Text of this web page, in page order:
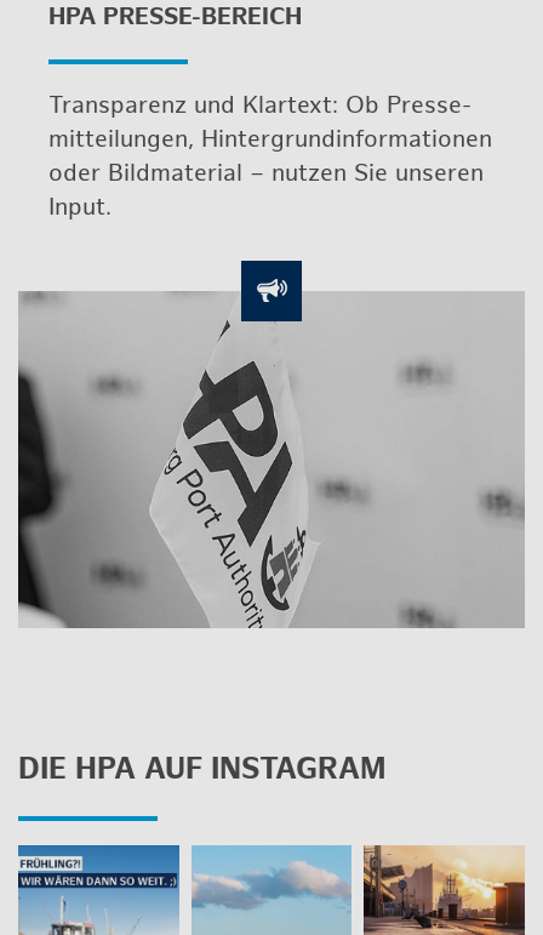
HPA PRES­SE-BE­REICH
Trans­pa­renz und Klar­text: Ob Pres­se­
mit­tei­lun­gen, Hin­ter­grund­in­for­ma­tio­nen
oder Bild­ma­te­ri­al – nut­zen Sie un­se­ren
Input.
DIE HPA AUF INS­TA­GRAM